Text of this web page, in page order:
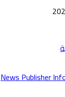
News Publisher